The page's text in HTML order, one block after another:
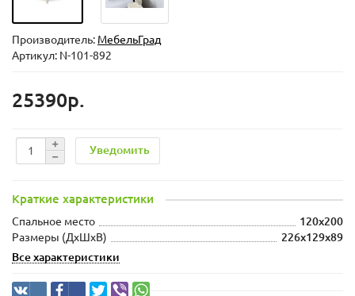
Производитель: МебельГрад
Артикул: N-101-892
25390р.
Уведомить
Краткие характеристики
Спальное место
120x200
Размеры (ДхШxВ)
226x129x89
Все характеристики